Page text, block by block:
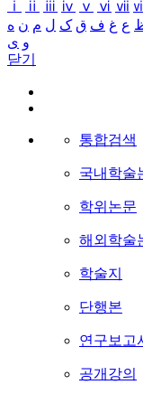
ⅰ
ⅱ ⅲ ⅳ ⅴ ⅵ ⅶ
ع غ ف ق ک ل م ن ه
و ی
닫기
통합검색
국내학술
학위논문
해외학술
학술지
단행본
연구보고
공개강의